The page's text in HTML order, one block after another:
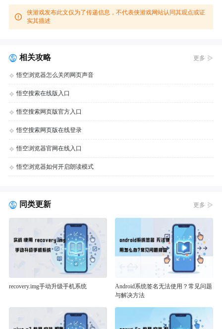
侠游戏发布此文仅为了传递信息，不代表侠游戏网站认同其观点或证
实其描述
相关攻略 更多
悟空浏览器怎么关闭网页声音
悟空搜索在线版入口
悟空搜索网页版官方入口
悟空搜索网页版在线登录
悟空浏览器官网在线入口
悟空浏览器如何开启朗读模式
同类更新 更多
recovery.img手动升级手机系统
Android系统签名无法使用？常见问题
与解决方法